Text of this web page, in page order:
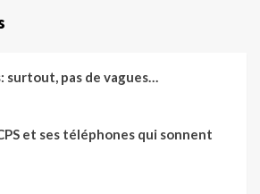
surtout, pas de vagues…
et ses téléphones qui sonnent